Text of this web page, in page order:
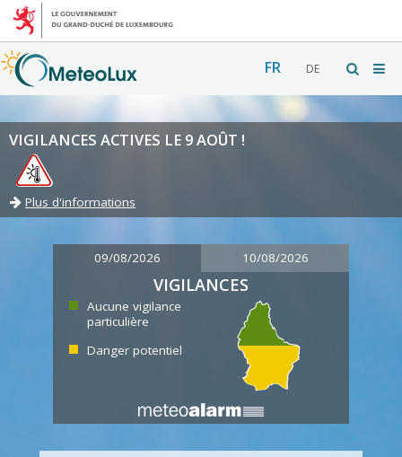
FR DE
VIGILANCES ACTIVES LE 9 AOÛT !
Plus d'informations
09/08/2026 10/08/2026
VIGILANCES
Aucune vigilance
particulière
Danger potentiel